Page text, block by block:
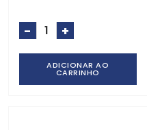
- +
ADICIONAR AO
CARRINHO